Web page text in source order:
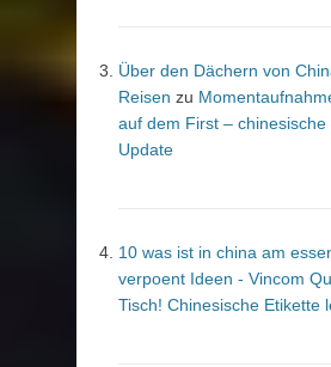
Über den Dächern von
Reisen zu
auf dem First – chinesische
Update
10 was ist in china am
verpoent Ideen - Vincom
Tisch! Chinesische Etikette